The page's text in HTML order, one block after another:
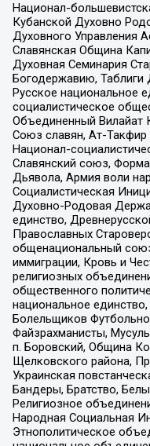
Национал-
Кубанской Духовно
Духовного Управления
Славянская Община
Духовная Семинария
Богодержавию,
Русское национальное
социалистическое
Объединенный Вилайат
Союз славян, Ат-
Национал-
Славянский союз,
Дьявола, Армия воли
Социалистическая
Духовно-Родовая
единство,
Православных
общенациональный
иммиграции, Кровь и
религиозных
общественного
национальное
Болельщиков
Файзрахманисты,
п. Боровский, Община
Щелковского района,
Украинская
Бандеры, Братство,
Религиозное
Народная Социальная
Этнополитическое